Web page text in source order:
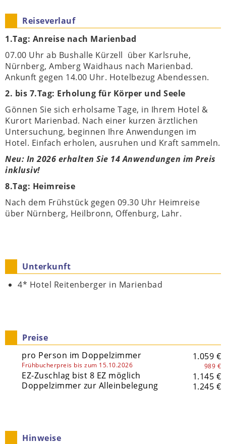
Reiseverlauf
1.Tag: Anreise nach Marienbad
07.00 Uhr ab Bushalle Kürzell über Karlsruhe,
Nürnberg, Amberg Waidhaus nach Marienbad.
Ankunft gegen 14.00 Uhr. Hotelbezug Abendessen.
2. bis 7.Tag: Erholung für Körper und Seele
Gönnen Sie sich erholsame Tage, in Ihrem Hotel &
Kurort Marienbad. Nach einer kurzen ärztlichen
Untersuchung, beginnen Ihre Anwendungen im
Hotel. Einfach erholen, ausruhen und Kraft sammeln.
Neu: In 2026 erhalten Sie 14Anwendungen im Preis
inklusiv!
8.Tag: Heimreise
Nach dem Frühstück gegen 09.30 Uhr Heimreise
über Nürnberg, Heilbronn, Offenburg, Lahr.
Unterkunft
4* Hotel Reitenberger in Marienbad
Preise
pro Person im Doppelzimmer
1.059 €
Frühbucherpreis bis zum 15.10.2026 989 €
EZ-Zuschlag bist 8 EZ möglich
1.145 €
Doppelzimmer zur Alleinbelegung
1.245 €
Hinweise